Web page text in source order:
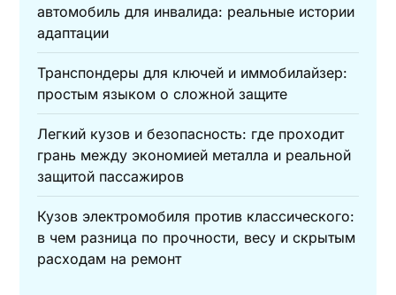
автомобиль для инвалида: реальные истории
адаптации
Транспондеры для ключей и иммобилайзер:
простым языком о сложной защите
Легкий кузов и безопасность: где проходит
грань между экономией металла и реальной
защитой пассажиров
Кузов электромобиля против классического:
в чем разница по прочности, весу и скрытым
расходам на ремонт